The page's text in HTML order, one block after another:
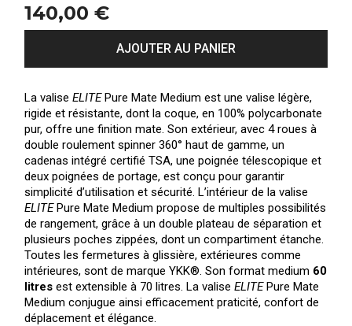
140,00 €
AJOUTER AU PANIER
La valise ELITEPure Mate Medium est une valise légère,
rigide et résistante, dont la coque, en 100% polycarbonate
pur, offre une finition mate. Son extérieur, avec 4 roues à
double roulement spinner 360° haut de gamme, un
cadenas intégré certifié TSA, une poignée télescopique et
deux poignées de portage, est conçu pour garantir
simplicité d’utilisation et sécurité. L’intérieur de la valise
ELITEPure Mate Medium propose de multiples possibilités
de rangement, grâce à un double plateau de séparation et
plusieurs poches zippées, dont un compartiment étanche.
Toutes les fermetures à glissière, extérieures comme
intérieures, sont de marque YKK®. Son format medium 60
litres est extensible à 70 litres. La valise ELITEPure Mate
Medium conjugue ainsi efficacement praticité, confort de
déplacement et élégance.